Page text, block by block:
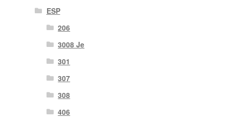
ESP
206
3008 Je
301
307
308
406